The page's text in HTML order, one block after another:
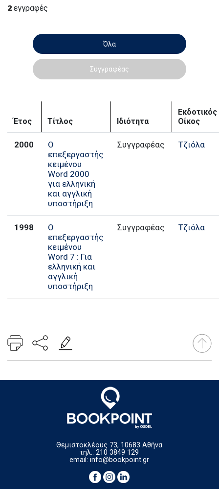
2 εγγραφές
Όλα
Συγγραφέας
Έτος Τίτλος Ιδιότητα
Εκδοτικός
Οίκος
2000
Ο
επεξεργαστής
κειμένου
Word 2000
για ελληνική
και αγγλική
υποστήριξη
Συγγραφέας Τζιόλα
1998
Ο
επεξεργαστής
κειμένου
Word 7 : Για
ελληνική και
αγγλική
υποστήριξη
Συγγραφέας Τζιόλα
Θεμιστοκλέους 73, 10683 Αθήνα
τηλ.: 210 3849 129
email:info@bookpoint.gr